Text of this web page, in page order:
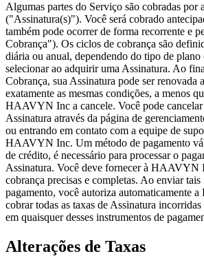
Algumas partes do Serviço são cobradas por
("Assinatura(s)"). Você será cobrado
também pode ocorrer de forma recorrente e
Cobrança"). Os ciclos de cobrança são
diária ou anual, dependendo do tipo de plano
selecionar ao adquirir uma Assinatura. Ao
Cobrança, sua Assinatura pode ser renovada
exatamente as mesmas condições, a menos
HAAVYN Inc a cancele. Você pode cancelar
Assinatura através da página de
ou entrando em contato com a equipe de
HAAVYN Inc. Um método de pagamento
de crédito, é necessário para processar o
Assinatura. Você deve fornecer à HAAVYN
cobrança precisas e completas. Ao enviar
pagamento, você autoriza automaticamente
cobrar todas as taxas de Assinatura incorridas
em quaisquer desses instrumentos de
Alterações de Taxas